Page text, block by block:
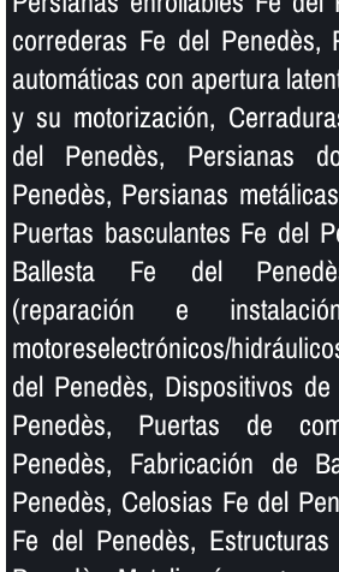
correderas Fe del Penedès,
automáticas con apertura
y su motorización,
del Penedès, Persianas
Penedès, Persianas
Puertas basculantes Fe del
Ballesta Fe del
(reparación e
motoreselectrónicos/
del Penedès, Dispositivos
Penedès, Puertas de
Penedès, Fabricación de
Penedès, Celosias Fe del
Fe del Penedès,